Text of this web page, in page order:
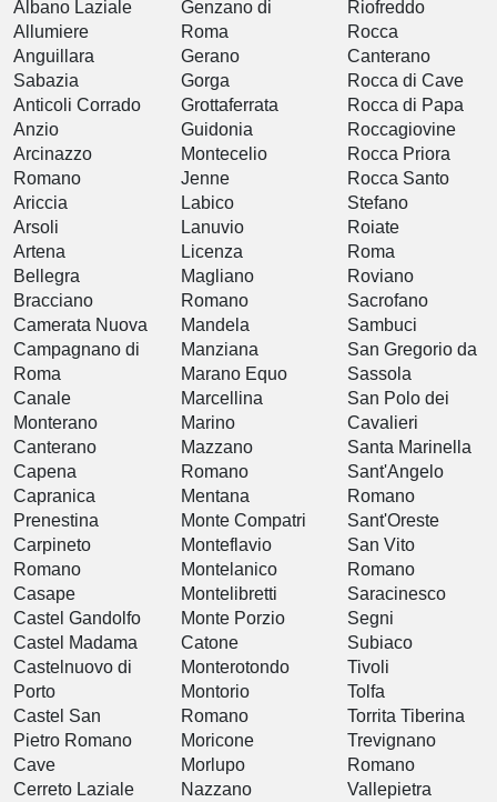
Albano Laziale
Allumiere
Anguillara
Sabazia
Anticoli Corrado
Anzio
Arcinazzo
Romano
Ariccia
Arsoli
Artena
Bellegra
Bracciano
Camerata Nuova
Campagnano di
Roma
Canale
Monterano
Canterano
Capena
Capranica
Prenestina
Carpineto
Romano
Casape
Castel Gandolfo
Castel Madama
Castelnuovo di
Porto
Castel San
Pietro Romano
Cave
Cerreto Laziale
Genzano di
Roma
Gerano
Gorga
Grottaferrata
Guidonia
Montecelio
Jenne
Labico
Lanuvio
Licenza
Magliano
Romano
Mandela
Manziana
Marano Equo
Marcellina
Marino
Mazzano
Romano
Mentana
Monte Compatri
Monteflavio
Montelanico
Montelibretti
Monte Porzio
Catone
Monterotondo
Montorio
Romano
Moricone
Morlupo
Nazzano
Riofreddo
Rocca
Canterano
Rocca di Cave
Rocca di Papa
Roccagiovine
Rocca Priora
Rocca Santo
Stefano
Roiate
Roma
Roviano
Sacrofano
Sambuci
San Gregorio da
Sassola
San Polo dei
Cavalieri
Santa Marinella
Sant'Angelo
Romano
Sant'Oreste
San Vito
Romano
Saracinesco
Segni
Subiaco
Tivoli
Tolfa
Torrita Tiberina
Trevignano
Romano
Vallepietra